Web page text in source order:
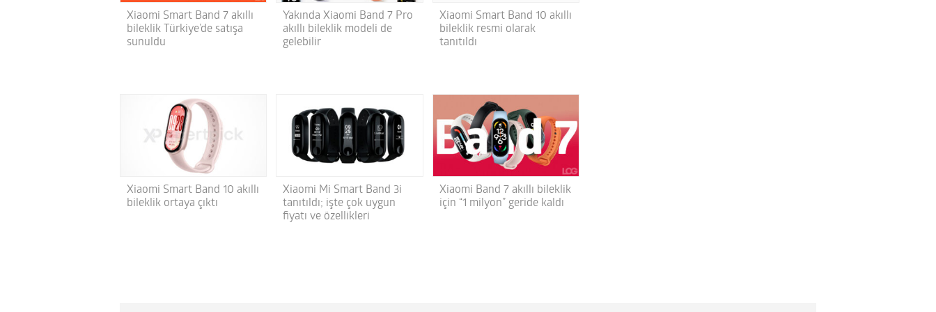
Xiaomi Smart Band 7 akıllı
bileklik Türkiye’de satışa
sunuldu
Yakında Xiaomi Band 7 Pro
akıllı bileklik modeli de
gelebilir
Xiaomi Smart Band 10 akıllı
bileklik resmi olarak
tanıtıldı
Xiaomi Smart Band 10 akıllı
bileklik ortaya çıktı
Xiaomi Mi Smart Band 3i
tanıtıldı; işte çok uygun
fiyatı ve özellikleri
Xiaomi Band 7 akıllı bileklik
için “1 milyon” geride kaldı